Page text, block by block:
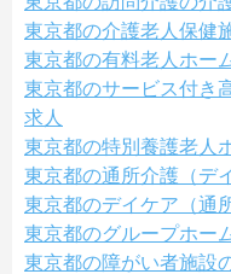
東京都の介護老人保健
東京都の有料老人ホー
東京都のサービス付き
求人
東京都の特別養護老人
東京都の通所介護（デ
東京都のデイケア（通
東京都のグループホー
東京都の障がい者施設